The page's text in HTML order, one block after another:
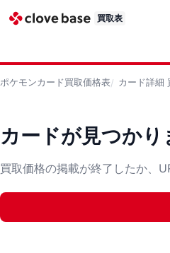
買取表
ポケモンカード買取価格表 カード詳細
カードが見つかり
買取価格の掲載が終了したか、